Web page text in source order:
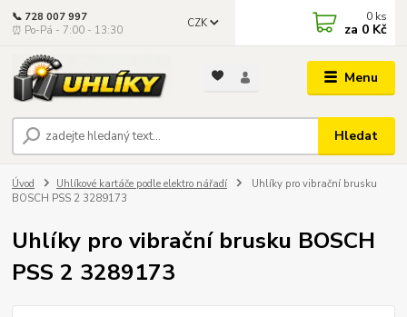
Menu
CZK
Hledat
📞 728 007 997
⏰ Po-Pá - 7:00 - 13:30
0 ks
za 0 Kč
Úvod Uhlíkové kartáče podle elektro nářadí
Uhlíky pro vibrační brusku
BOSCH PSS 2 3289173
Uhlíky pro vibrační brusku BOSCH
PSS 2 3289173